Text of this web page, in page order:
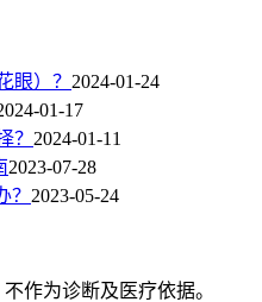
眼）？ 2024-01-24
01-17
？ 2024-01-11
2023-07-28
？​ 2023-05-24
作为诊断及医疗依据。